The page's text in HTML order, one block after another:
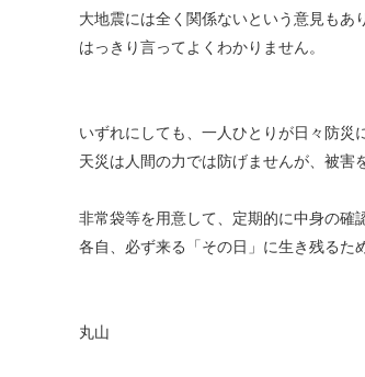
大地震には全く関係ないという意見もあ
はっきり言ってよくわかりません。
いずれにしても、一人ひとりが日々防災
天災は人間の力では防げませんが、被害
非常袋等を用意して、定期的に中身の確
各自、必ず来る「その日」に生き残るた
丸山